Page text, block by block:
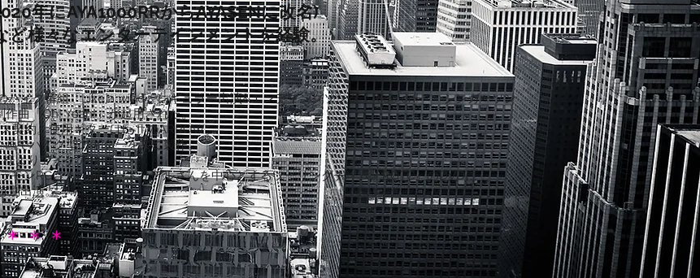
年にAYA1000RRからAYASENに改名)
ど様々なエンターテインメントを経験。
バイク番組「Like a wind」レギュラー出演&エンディングソング「Ride on!」・シンガーソン
曲「Oh! Yeah!」が起用された。
契約。使用ギターはE-ⅡのARROW。
でバイク型のギターを共に製作。
よりアイケアサポート
モンRGさん・チュートリアルさんを中心とするツーリングチーム「RGTC」のDVDに
別出演。
＊＊